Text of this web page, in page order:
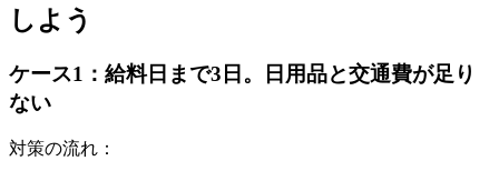
しよう
ケース1：給料日まで3日。日用品と交通費が足り
ない
対策の流れ：